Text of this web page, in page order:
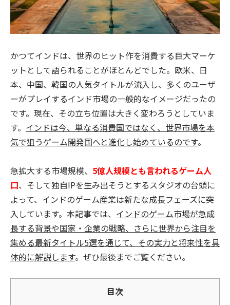
かつてインドは、世界のヒット作を消費する巨大マーケ
ットとして語られることがほとんどでした。欧米、日
本、中国、韓国の人気タイトルが流入し、多くのユーザ
ーがプレイするインド市場の一般的なイメージだったの
です。現在、その立ち位置は大きく変わろうとしていま
す。 インドは今、単なる消費国ではなく、世界市場を本
気で狙うゲーム開発国へと進化し始めているのです。
急拡大する市場規模、 5億人規模とも言われるゲーム人
口、そして独自IPを生み出そうとするスタジオの台頭に
よって、インドのゲーム産業は新たな成長フェーズに突
入しています。本記事では、 インドのゲーム市場が急成
長する背景や国家・企業の戦略、さらに世界から注目を
集める最新タイトル5選を通じて、その実力と将来性を具
体的に解説します。ぜひ最後までご覧ください。
目次